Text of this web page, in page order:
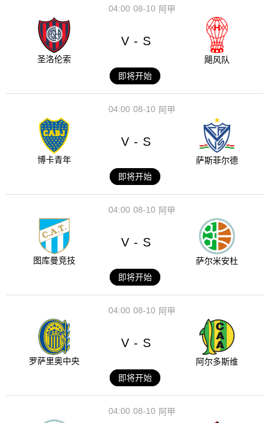
08-10
04:00 阿甲
圣洛伦索
V - S
飓风队
即将开始
08-10
04:00 阿甲
博卡青年
V - S
萨斯菲尔德
即将开始
08-10
04:00 阿甲
图库曼竞技
V - S
萨尔米安杜
即将开始
08-10
04:00 阿甲
罗萨里奥中央
V - S
阿尔多斯维
即将开始
08-10
04:00 阿甲